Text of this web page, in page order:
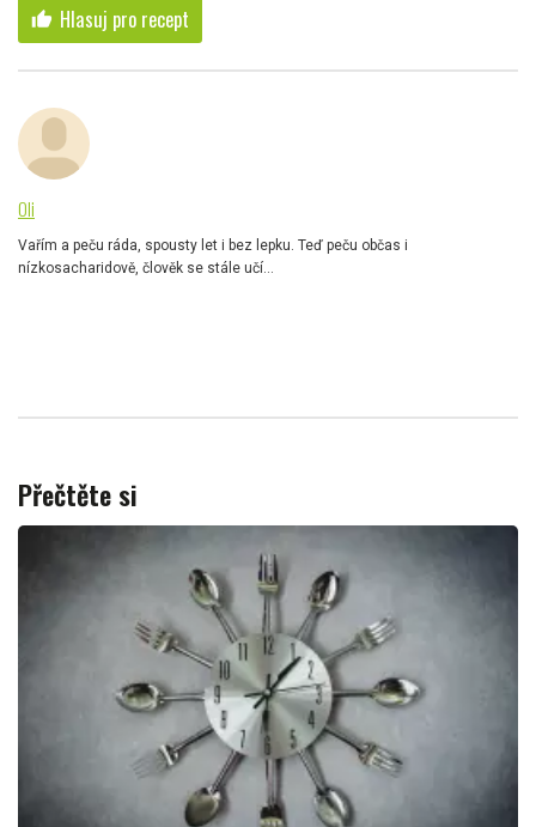
thumb_up Hlasuj pro recept
Oli
Vařím a peču ráda, spousty let i bez lepku. Teď peču občas i
nízkosacharidově, člověk se stále učí...
Přečtěte si